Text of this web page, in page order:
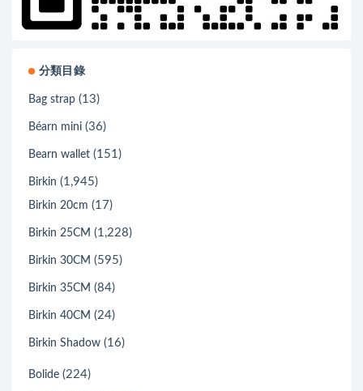
分類目錄
Bag strap (13)
Béarn mini (36)
Bearn wallet (151)
Birkin (1,945)
Birkin 20cm (17)
Birkin 25CM (1,228)
Birkin 30CM (595)
Birkin 35CM (84)
Birkin 40CM (24)
Birkin Shadow (16)
Bolide (224)